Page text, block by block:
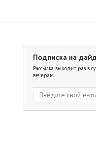
Подписка на
Рассылка выходит раз в
вечерам.